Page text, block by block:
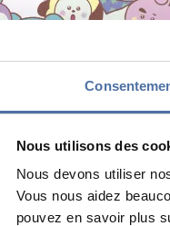
Nous utilisons des
Nous devons utiliser
Vous nous aidez
pouvez en savoir plus